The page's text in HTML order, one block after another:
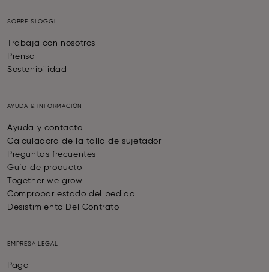
SOBRE SLOGGI
Trabaja con nosotros
Prensa
Sostenibilidad
AYUDA & INFORMACIÓN
Ayuda y contacto
Calculadora de la talla de sujetador
Preguntas frecuentes
Guía de producto
Together we grow
Comprobar estado del pedido
Desistimiento Del Contrato
EMPRESA LEGAL
Pago